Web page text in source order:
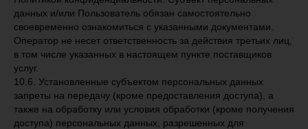
данных и/или Пользователь обязан самостоятельно
своевременно ознакомиться с указанными документами.
Оператор не несет ответственность за действия третьих лиц,
в том числе указанных в настоящем пункте поставщиков
услуг.
10.6. Установленные субъектом персональных данных
запреты на передачу (кроме предоставления доступа), а
также на обработку или условия обработки (кроме получения
доступа) персональных данных, разрешенных для